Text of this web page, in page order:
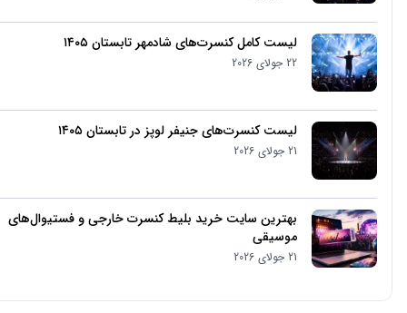
فروش آنلاین تیکت
+15877786125
شنبه تا پنج شنبه از ساعت 9 الی - 22
آدرس: امارات، دبی، بَر دبی، السوق الکبیر، ساختمان API، طبقه سوم، واحد ۳۰۵
تمام حقوق مادی و معنوی برای IRCONCERTS محفوظ است